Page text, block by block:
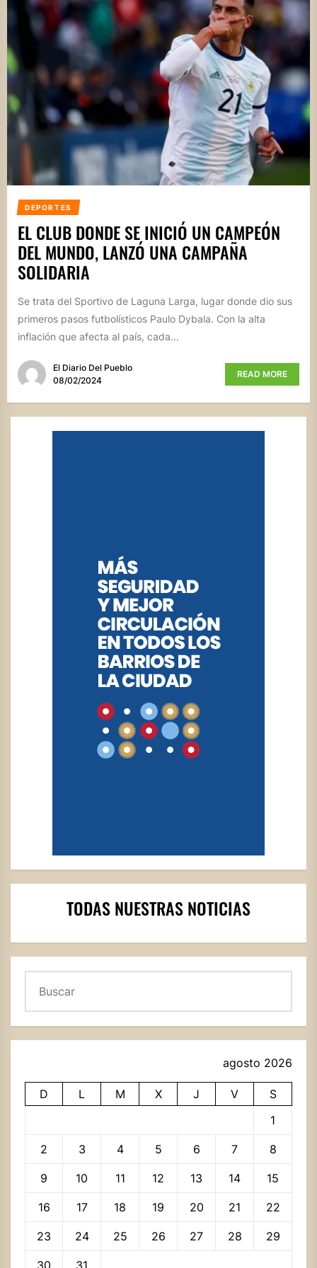
DEPORTES
EL CLUB DONDE SE INICIÓ UN CAMPEÓN
DEL MUNDO, LANZÓ UNA CAMPAÑA
SOLIDARIA
Se trata del Sportivo de Laguna Larga, lugar donde dio sus
primeros pasos futbolísticos Paulo Dybala. Con la alta
inflación que afecta al país, cada...
El Diario Del Pueblo
08/02/2024
READ MORE
TODAS NUESTRAS NOTICIAS
agosto 2026
D L M X J V
S
1
2 3 4 5 6 7 8
9 10 11 12 13 14 15
16 17 18 19 20 21 22
23 24 25 26 27 28 29